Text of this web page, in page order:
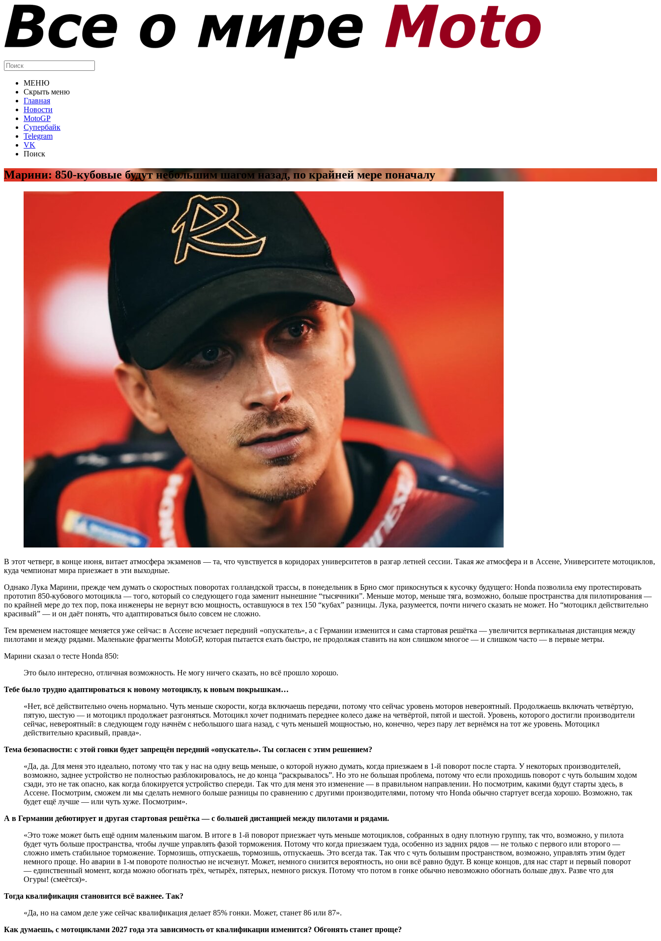
МЕНЮ
Скрыть меню
Главная
Новости
MotoGP
Супербайк
Telegram
VK
Поиск
Марини: 850-кубовые будут небольшим шагом назад, по крайней мере поначалу
В этот четверг, в конце июня, витает атмосфера экзаменов — та, что чувствуется в коридорах университетов в разгар летней сессии. Такая же атмосфера и в Ассене, Университете мотоциклов,
куда чемпионат мира приезжает в эти выходные.
Однако Лука Марини, прежде чем думать о скоростных поворотах голландской трассы, в понедельник в Брно смог прикоснуться к кусочку будущего: Honda позволила ему протестировать
прототип 850-кубового мотоцикла — того, который со следующего года заменит нынешние “тысячники”. Меньше мотор, меньше тяга, возможно, больше пространства для пилотирования —
по крайней мере до тех пор, пока инженеры не вернут всю мощность, оставшуюся в тех 150 “кубах” разницы. Лука, разумеется, почти ничего сказать не может. Но “мотоцикл действительно
красивый” — и он даёт понять, что адаптироваться было совсем не сложно.
Тем временем настоящее меняется уже сейчас: в Ассене исчезает передний «опускатель», а с Германии изменится и сама стартовая решётка — увеличится вертикальная дистанция между
пилотами и между рядами. Маленькие фрагменты MotoGP, которая пытается ехать быстро, не продолжая ставить на кон слишком многое — и слишком часто — в первые метры.
Марини сказал о тесте Honda 850:
Это было интересно, отличная возможность. Не могу ничего сказать, но всё прошло хорошо.
Тебе было трудно адаптироваться к новому мотоциклу, к новым покрышкам…
«Нет, всё действительно очень нормально. Чуть меньше скорости, когда включаешь передачи, потому что сейчас уровень моторов невероятный. Продолжаешь включать четвёртую,
пятую, шестую — и мотоцикл продолжает разгоняться. Мотоцикл хочет поднимать переднее колесо даже на четвёртой, пятой и шестой. Уровень, которого достигли производители
сейчас, невероятный: в следующем году начнём с небольшого шага назад, с чуть меньшей мощностью, но, конечно, через пару лет вернёмся на тот же уровень. Мотоцикл
действительно красивый, правда».
Тема безопасности: с этой гонки будет запрещён передний «опускатель». Ты согласен с этим решением?
«Да, да. Для меня это идеально, потому что так у нас на одну вещь меньше, о которой нужно думать, когда приезжаем в 1-й поворот после старта. У некоторых производителей,
возможно, заднее устройство не полностью разблокировалось, не до конца “раскрывалось”. Но это не большая проблема, потому что если проходишь поворот с чуть большим ходом
сзади, это не так опасно, как когда блокируется устройство спереди. Так что для меня это изменение — в правильном направлении. Но посмотрим, какими будут старты здесь, в
Ассене. Посмотрим, сможем ли мы сделать немного больше разницы по сравнению с другими производителями, потому что Honda обычно стартует всегда хорошо. Возможно, так
будет ещё лучше — или чуть хуже. Посмотрим».
А в Германии дебютирует и другая стартовая решётка — с большей дистанцией между пилотами и рядами.
«Это тоже может быть ещё одним маленьким шагом. В итоге в 1-й поворот приезжает чуть меньше мотоциклов, собранных в одну плотную группу, так что, возможно, у пилота
будет чуть больше пространства, чтобы лучше управлять фазой торможения. Потому что когда приезжаем туда, особенно из задних рядов — не только с первого или второго —
сложно иметь стабильное торможение. Тормозишь, отпускаешь, тормозишь, отпускаешь. Это всегда так. Так что с чуть большим пространством, возможно, управлять этим будет
немного проще. Но аварии в 1-м повороте полностью не исчезнут. Может, немного снизится вероятность, но они всё равно будут. В конце концов, для нас старт и первый поворот
— единственный момент, когда можно обогнать трёх, четырёх, пятерых, немного рискуя. Потому что потом в гонке обычно невозможно обогнать больше двух. Разве что для
Огуры! (смеётся)».
Тогда квалификация становится всё важнее. Так?
«Да, но на самом деле уже сейчас квалификация делает 85% гонки. Может, станет 86 или 87».
Как думаешь, с мотоциклами 2027 года эта зависимость от квалификации изменится? Обгонять станет проще?